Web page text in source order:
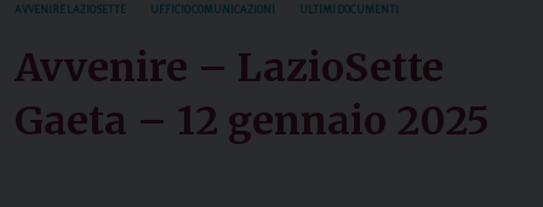
AVVENIRE LAZIO SETTE UFFICIO COMUNICAZIONI ULTIMI DOCUMENTI
Avvenire – LazioSette
Gaeta – 12 gennaio 2025